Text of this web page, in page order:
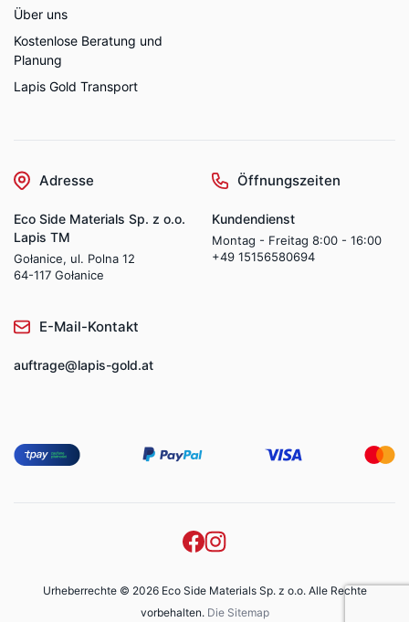
Über uns
Kostenlose Beratung und
Planung
Lapis Gold Transport
Adresse
Eco Side Materials Sp. z o.o.
Lapis TM
Gołanice, ul. Polna 12
64-117 Gołanice
Öffnungszeiten
Kundendienst
Montag - Freitag 8:00 - 16:00
+49 15156580694
E-Mail-Kontakt
auftrage@lapis-gold.at
Urheberrechte © 2026 Eco Side Materials Sp. z o.o. Alle Rechte
vorbehalten. Die Sitemap